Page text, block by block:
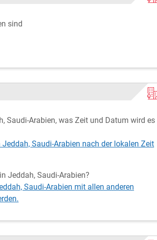
sind
Saudi-Arabien, was Zeit und Datum wird es
Saudi-Arabien nach der lokalen Zeit
Jeddah, Saudi-Arabien?
Saudi-Arabien mit allen anderen